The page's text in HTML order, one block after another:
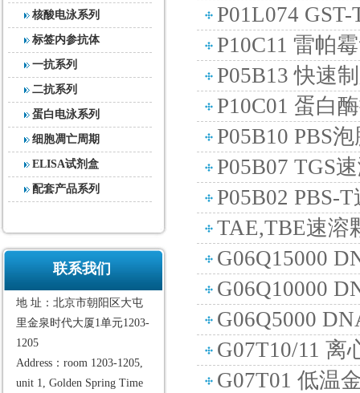
核酸电泳系列
标签内参抗体
一抗系列
二抗系列
蛋白电泳系列
细胞凋亡周期
ELISA试剂盒
配套产品系列
联系我们
地 址：北京市朝阳区大屯
里金泉时代大厦1单元1203-
1205
Address：room 1203-1205,
unit 1, Golden Spring Time
P01L074 GST-
P10C11 雷帕
P05B13 快速
P10C01 蛋白
P05B10 PBS
P05B07 TGS
P05B02 PBS-
TAE,TBE速溶
G06Q15000
G06Q10000
G06Q5000
G07T10/11 离
G07T01 低温